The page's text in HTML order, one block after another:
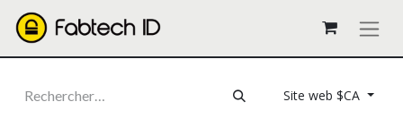
Site web $CA